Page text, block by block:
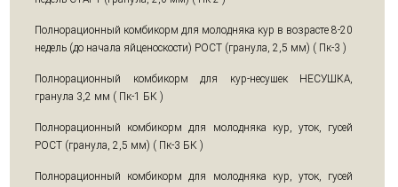
Полнорационный комбикорм для молодняка кур в возрасте 8-20
недель (до начала яйценоскости) РОСТ (гранула, 2,5 мм) ( Пк-3 )
Полнорационный комбикорм для кур-несушек НЕСУШКА,
гранула 3,2 мм ( Пк-1 БК )
Полнорационный комбикорм для молодняка кур, уток, гусей
РОСТ (гранула, 2,5 мм) ( Пк-3 БК )
Полнорационный комбикорм для молодняка кур, уток, гусей